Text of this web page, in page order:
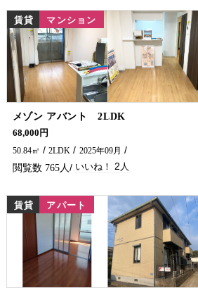
賃貸 マンション
メゾン アバント 2LDK
北一ケ岡区域に鉄筋コンクリートの築浅物件が出ました！！ インターネット無料等設備も沢山ついててオススメです(^^♪ スーパーにも歩いて行けちゃいます♪ お問い合わせは五ヶ瀬不動産まで！！
68,000円
50.84㎡
2LDK 2025年09月
765 2
賃貸 アパート